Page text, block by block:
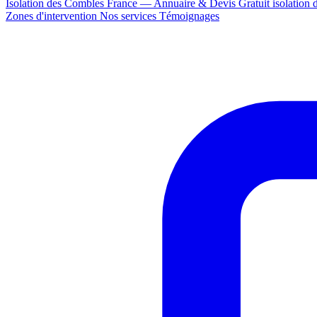
Isolation des Combles France — Annuaire & Devis Gratuit isolation
Zones d'intervention Nos services Témoignages